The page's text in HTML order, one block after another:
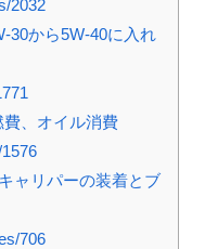
2032
から5W-40に入れ
、オイル消費
ャリパーの装着とブ
706